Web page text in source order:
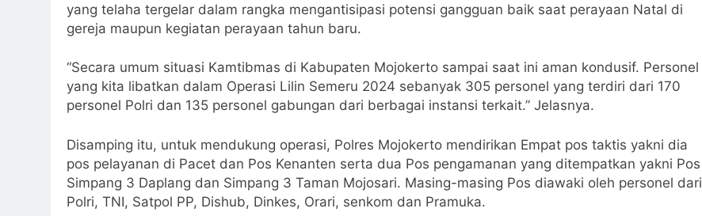
yang telaha tergelar dalam rangka mengantisipasi potensi gangguan baik saat perayaan Natal di
gereja maupun kegiatan perayaan tahun baru.
“Secara umum situasi Kamtibmas di Kabupaten Mojokerto sampai saat ini aman kondusif. Personel
yang kita libatkan dalam Operasi Lilin Semeru 2024 sebanyak 305 personel yang terdiri dari 170
personel Polri dan 135 personel gabungan dari berbagai instansi terkait.” Jelasnya.
Disamping itu, untuk mendukung operasi, Polres Mojokerto mendirikan Empat pos taktis yakni dia
pos pelayanan di Pacet dan Pos Kenanten serta dua Pos pengamanan yang ditempatkan yakni Pos
Simpang 3 Daplang dan Simpang 3 Taman Mojosari. Masing-masing Pos diawaki oleh personel dari
Polri, TNI, Satpol PP, Dishub, Dinkes, Orari, senkom dan Pramuka.